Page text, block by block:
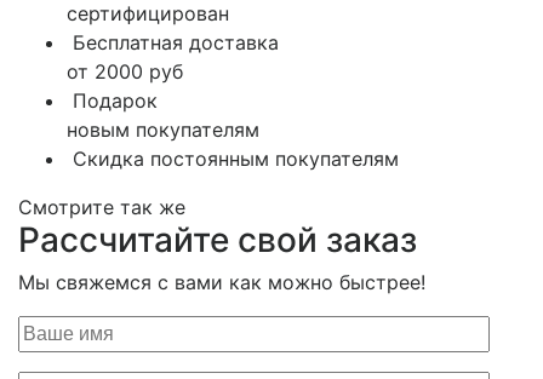
сертифицирован
Бесплатная доставка
от 2000 руб
Подарок
новым покупателям
Скидка постоянным покупателям
Смотрите так же
Рассчитайте свой заказ
Мы свяжемся с вами как можно быстрее!